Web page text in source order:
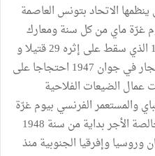
الاتحاد بتونس العاصمة
غرّة ماي من كل سنة ومعارك
أوت 1947 منها (إضراب 4 أوت 1947 الذي سقط على إثره 29 قتيلا و
150 جريحا يوم 5 أوت و إضراب التجار في جوان 1947 احتجاجا على
عمال الضيعات الفلاحية
والمستعمر الفرنسي بيوم غرّة
ماي عيدا وطنيا للشغل ويوم راحة خالصة الأجر بداية من سنة 1948
وروسيا وإفرقيا الجنوبية منذ